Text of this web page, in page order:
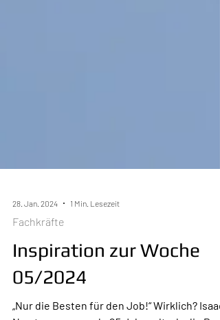
28. Jan. 2024 1 Min. Lesezeit
Fachkräfte
Inspiration zur Woche